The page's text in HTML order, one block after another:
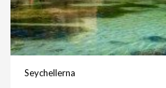
Seychellerna